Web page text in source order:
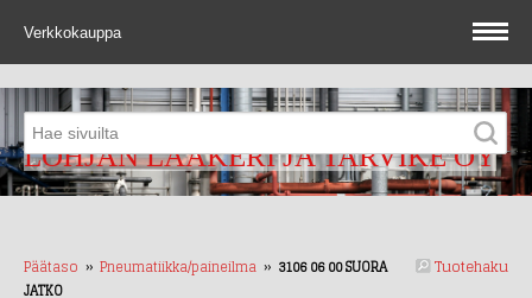
Verkkokauppa
LOHJAN LAAKERI JA TARVIKE OY
Tuotehaku
Päätaso ›› Pneumatiikka/paineilma ›› 3106 06 00 SUORA
JATKO